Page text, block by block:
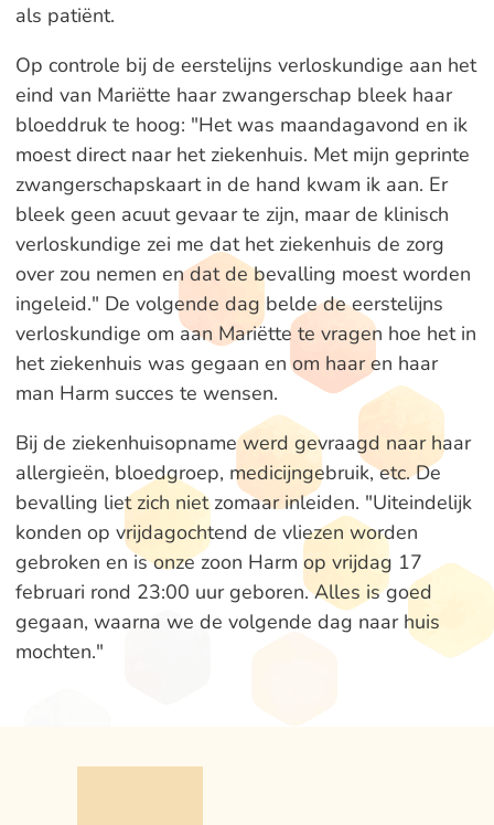
als patiënt.
Op controle bij de eerstelijns verloskundige aan het
eind van Mariëtte haar zwangerschap bleek haar
bloeddruk te hoog: "Het was maandagavond en ik
moest direct naar het ziekenhuis. Met mijn geprinte
zwangerschapskaart in de hand kwam ik aan. Er
bleek geen acuut gevaar te zijn, maar de klinisch
verloskundige zei me dat het ziekenhuis de zorg
over zou nemen en dat de bevalling moest worden
ingeleid." De volgende dag belde de eerstelijns
verloskundige om aan Mariëtte te vragen hoe het in
het ziekenhuis was gegaan en om haar en haar
man Harm succes te wensen.
Bij de ziekenhuisopname werd gevraagd naar haar
allergieën, bloedgroep, medicijngebruik, etc. De
bevalling liet zich niet zomaar inleiden. "Uiteindelijk
konden op vrijdagochtend de vliezen worden
gebroken en is onze zoon Harm op vrijdag 17
februari rond 23:00 uur geboren. Alles is goed
gegaan, waarna we de volgende dag naar huis
mochten."